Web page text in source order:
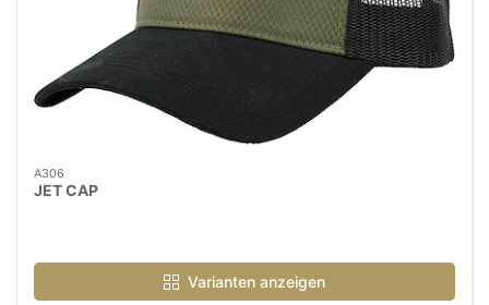
A306
JET CAP
Varianten anzeigen